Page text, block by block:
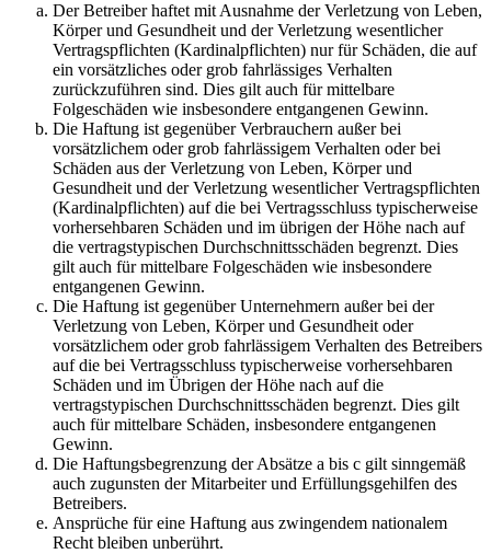
Der Betreiber haftet mit Ausnahme der Verletzung von Leben,
Körper und Gesundheit und der Verletzung wesentlicher
Vertragspflichten (Kardinalpflichten) nur für Schäden, die auf
ein vorsätzliches oder grob fahrlässiges Verhalten
zurückzuführen sind. Dies gilt auch für mittelbare
Folgeschäden wie insbesondere entgangenen Gewinn.
Die Haftung ist gegenüber Verbrauchern außer bei
vorsätzlichem oder grob fahrlässigem Verhalten oder bei
Schäden aus der Verletzung von Leben, Körper und
Gesundheit und der Verletzung wesentlicher Vertragspflichten
(Kardinalpflichten) auf die bei Vertragsschluss typischerweise
vorhersehbaren Schäden und im übrigen der Höhe nach auf
die vertragstypischen Durchschnittsschäden begrenzt. Dies
gilt auch für mittelbare Folgeschäden wie insbesondere
entgangenen Gewinn.
Die Haftung ist gegenüber Unternehmern außer bei der
Verletzung von Leben, Körper und Gesundheit oder
vorsätzlichem oder grob fahrlässigem Verhalten des Betreibers
auf die bei Vertragsschluss typischerweise vorhersehbaren
Schäden und im Übrigen der Höhe nach auf die
vertragstypischen Durchschnittsschäden begrenzt. Dies gilt
auch für mittelbare Schäden, insbesondere entgangenen
Gewinn.
Die Haftungsbegrenzung der Absätze a bis c gilt sinngemäß
auch zugunsten der Mitarbeiter und Erfüllungsgehilfen des
Betreibers.
Ansprüche für eine Haftung aus zwingendem nationalem
Recht bleiben unberührt.